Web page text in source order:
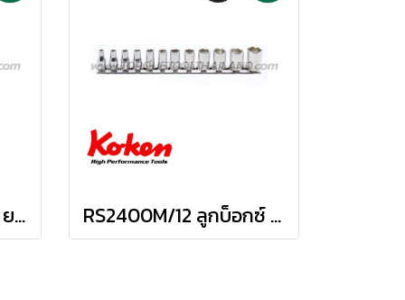
RS2305A/9 ลูกบ็อกซ์ ยาว 12P ชุด 9 ชิ้น (SQ.DR.1/4") Deep Socket Set on Rail RS2400M/12 ลูกบ็อกซ์ สั้น 6P ชุด 12 ชิ้น (SQ.DR.1/4") Socket Set on rail